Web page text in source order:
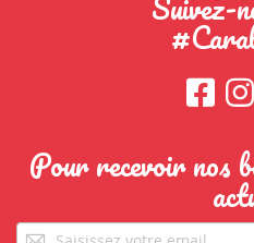
Pour recevoir nos
Pour